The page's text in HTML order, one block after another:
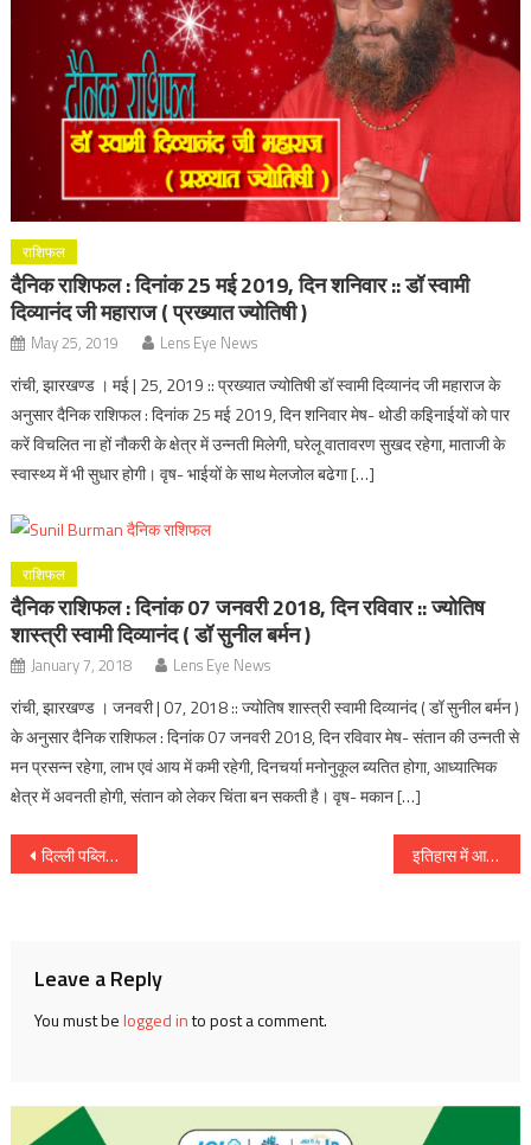
राशिफल
दैनिक राशिफल : दिनांक 25 मई 2019, दिन शनिवार :: डॉ स्वामी
दिव्यानंद जी महाराज ( प्रख्यात ज्योतिषी )
May 25, 2019 Lens Eye News
रांची, झारखण्ड । मई | 25, 2019 :: प्रख्यात ज्योतिषी डॉ स्वामी दिव्यानंद जी महाराज के
अनुसार दैनिक राशिफल : दिनांक 25 मई 2019, दिन शनिवार मेष- थोडी कइिनाईयों को पार
करें विचलित ना हों नौकरी के क्षेत्र में उन्नती मिलेगी, घरेलू वातावरण सुखद रहेगा, माताजी के
स्वास्थ्य में भी सुधार होगी। वृष- भाईयों के साथ मेलजोल बढेगा […]
राशिफल
दैनिक राशिफल : दिनांक 07 जनवरी 2018, दिन रविवार :: ज्योतिष
शास्त्री स्वामी दिव्यानंद ( डॉ सुनील बर्मन )
January 7, 2018 Lens Eye News
रांची, झारखण्ड । जनवरी | 07, 2018 :: ज्योतिष शास्त्री स्वामी दिव्यानंद ( डॉ सुनील बर्मन )
के अनुसार दैनिक राशिफल : दिनांक 07 जनवरी 2018, दिन रविवार मेष- संतान की उन्नती से
मन प्रसन्न रहेगा, लाभ एवं आय में कमी रहेगी, दिनचर्या मनोनुकूल ब्यतित होगा, आध्यात्मिक
क्षेत्र में अवनती होगी, संतान को लेकर चिंता बन सकती है। वृष- मकान […]
Post
दिल्ली पब्लिक स्कूल, राँची के 155 बच्चों ने 10 CGPA हासिल किया इतिहास में आज :: अदाकारा नूतन [ भारत ] और एंजेलिना जोली [ अमेरिका ] का जन्म [ 4 जून ]
Leave a Reply
You must belogged into post a comment.